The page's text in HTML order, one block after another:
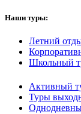
Наши туры:
Летний
Школьный
Активный
Туры